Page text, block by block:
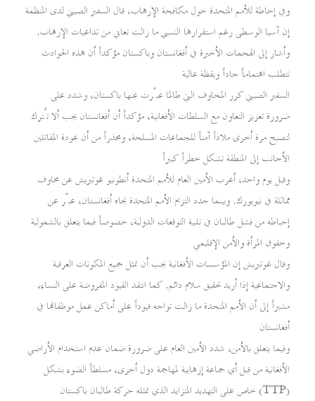
وفي إحاطة للأمم المتحدة حول مكافحة الإرهاب، قال السفير الصيني لدى المنظمة
إن آسيا الوسطى رغم استقرارها النسبي ما زالت تعاني من تداعيات الإرهاب.
وأشار إلى الهجمات الأخيرة في أفغانستان وباكستان مؤكداً أن هذه الحوادث
تتطلب اهتماماً جاداً ويقظة عالية
السفير الصيني كرر المخاوف التي طالما عبّرت عنها باكستان، وشدد على
ضرورة تعزيز التعاون مع السلطات الأفغانية، مؤكداً أن أفغانستان يجب ألا تُترك
لتصبح مرة أخرى ملاذاً آمناً للجماعات المسلحة، ومحذراً من أن عودة المقاتلين
الأجانب إلى المنطقة تشكل خطراً كبيراً
وقبل يوم واحد، أعرب الأمين العام للأمم المتحدة أنطونيو غوتيريش عن مخاوف
مماثلة في نيويورك. وبينما جدد التزام الأمم المتحدة تجاه أفغانستان، عبّر عن
إحباطه من فشل طالبان في تلبية التوقعات الدولية، خصوصاً فيما يتعلق بالشمولية
وحقوق المرأة والأمن الإقليمي
وقال غوتيريش إن المؤسسات الأفغانية يجب أن تمثل جميع المكونات العرقية
والاجتماعية إذا أريد تحقيق سلام دائم. كما انتقد القيود المفروضة على النساء،
مشيراً إلى أن الأمم المتحدة ما زالت تواجه قيوداً على أماكن عمل موظفاتها في
أفغانستان
وفيما يتعلق بالأمن، شدد الأمين العام على ضرورة ضمان عدم استخدام الأراضي
الأفغانية من قبل أي جماعة إرهابية لمهاجمة دول أخرى، مسلطاً الضوء بشكل
خاص على التهديد المتزايد الذي تمثله حركة طالبان باكستان (TTP)